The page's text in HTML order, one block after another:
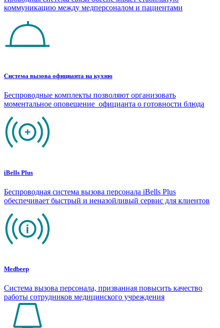
коммуникацию между медперсоналом и пациентами
Система вызова официанта на кухню
Беспроводные комплекты позволяют организовать
моментальное оповещение официанта о готовности блюда
iBells Plus
Беспроводная система вызова персонала iBells Plus
обеспечивает быстрый и неназойливый сервис для клиентов
Medbeep
Система вызова персонала, призванная повысить качество
работы сотрудников медицинского учреждения